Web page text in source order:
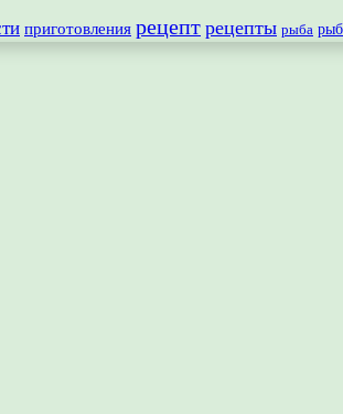
приготовления рецепт рецепты рыба